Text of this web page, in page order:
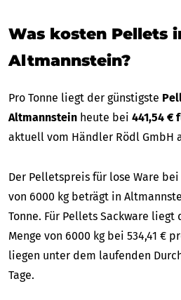
Was kosten Pellets
Altmannstein?
Pro Tonne liegt der günstigste
Altmannstein heute bei 441,54 €
aktuell vom Händler Rödl GmbH
Der Pelletspreis für lose Ware
von 6000 kg beträgt in
Tonne. Für Pellets Sackware
Menge von 6000 kg bei 534,41 €
liegen unter dem laufenden
Tage.